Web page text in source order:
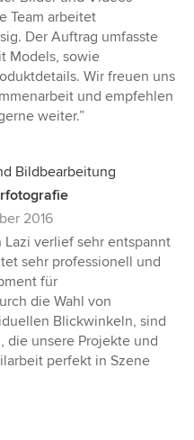
Team arbeitet
Der Auftrag umfasste
Models, sowie
Wir freuen uns
und empfehlen
weiter.”
Bildbearbeitung
2016
Lazi verlief sehr entspannt
sehr professionell und
für
die Wahl von
Blickwinkeln, sind
die unsere Projekte und
perfekt in Szene